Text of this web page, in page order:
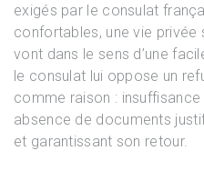
exigés par le consulat
confortables, une vie privée
vont dans le sens d’une
le consulat lui oppose un
comme raison :
absence de documents
et garantissant son retour.